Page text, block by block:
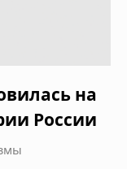
на
России